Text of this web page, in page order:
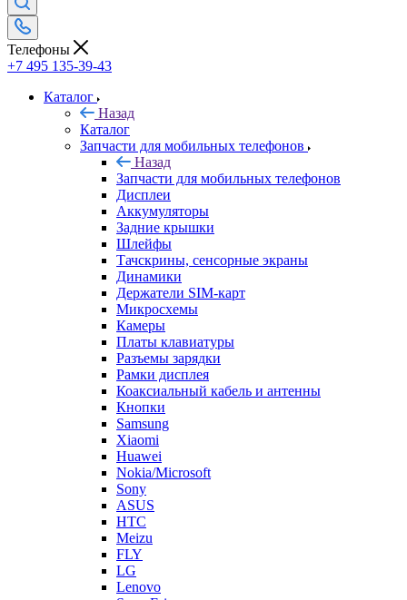
Каталог
Запчасти для мобильных телефонов
Дисплеи
Аккумуляторы
Задние крышки
Шлейфы
Тачскрины, сенсорные экраны
Динамики
Держатели SIM-карт
Микросхемы
Камеры
Платы клавиатуры
Разъемы зарядки
Рамки дисплея
Коаксиальный кабель и антенны
Кнопки
Samsung
Xiaomi
Huawei
Nokia/Microsoft
Sony
ASUS
HTC
Meizu
FLY
LG
Lenovo
Sony Ericsson
Alcatel
ZTE
Explay
Motorola